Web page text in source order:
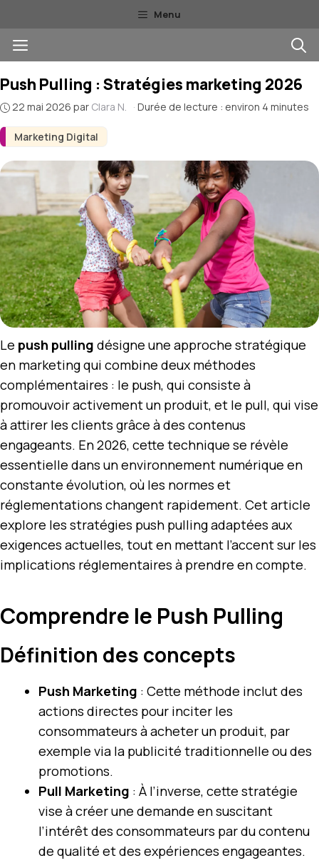
au
contenu
Menu
Menu
Marketing Digital
Push Pulling : Stratégies marketing 2026
22 mai 2026 par Clara N. · Durée de lecture : environ 4 minutes
Le push pulling désigne une approche stratégique
en marketing qui combine deux méthodes
complémentaires : le push, qui consiste à
promouvoir activement un produit, et le pull, qui vise
à attirer les clients grâce à des contenus
engageants. En 2026, cette technique se révèle
essentielle dans un environnement numérique en
constante évolution, où les normes et
réglementations changent rapidement. Cet article
explore les stratégies push pulling adaptées aux
exigences actuelles, tout en mettant l’accent sur les
implications réglementaires à prendre en compte.
Comprendre le Push Pulling
Définition des concepts
Push Marketing : Cette méthode inclut des
actions directes pour inciter les
consommateurs à acheter un produit, par
exemple via la publicité traditionnelle ou des
promotions.
Pull Marketing : À l’inverse, cette stratégie
vise à créer une demande en suscitant
l’intérêt des consommateurs par du contenu
de qualité et des expériences engageantes.